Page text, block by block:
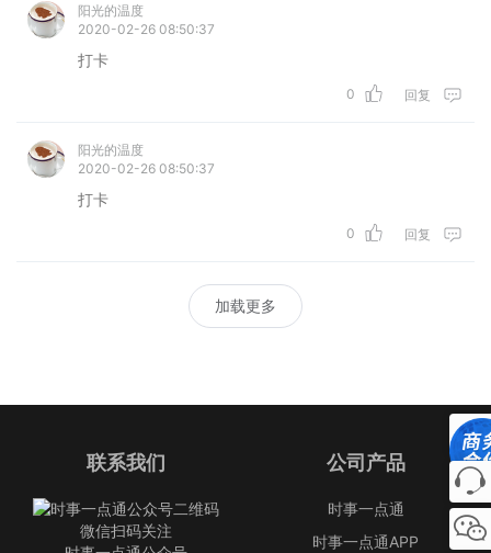
阳光的温度
2020-02-26 08:50:37
打卡
0 回复
阳光的温度
2020-02-26 08:50:37
打卡
0 回复
加载更多
联系我们
微信扫码关注
公司产品
时事一点通
时事一点通APP